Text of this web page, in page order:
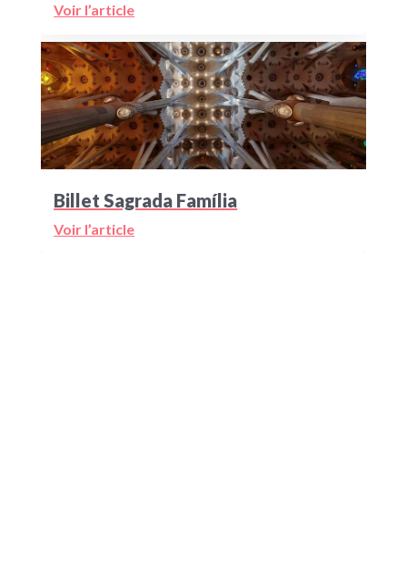
Voir l’article
Billet Sagrada Família
Voir l’article